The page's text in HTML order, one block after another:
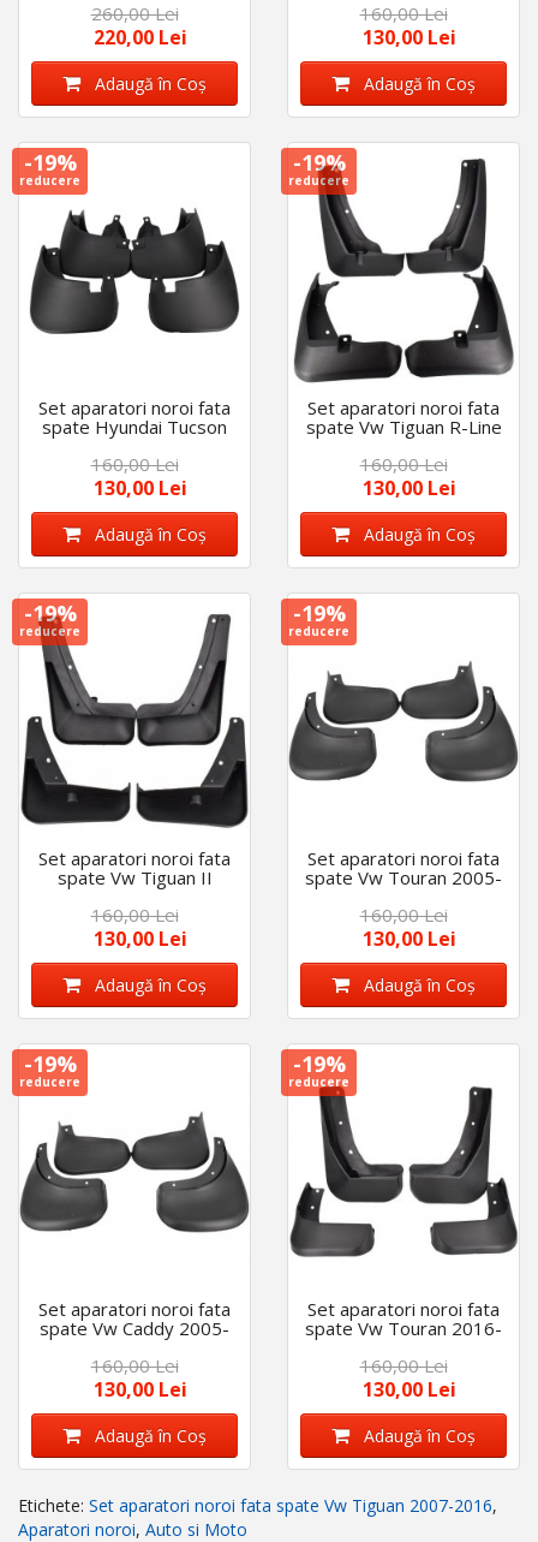
260,00 Lei
220,00 Lei
Adaugă în Coş
160,00 Lei
130,00 Lei
Adaugă în Coş
-19%
reducere
Set aparatori noroi fata
spate Hyundai Tucson
2007-2012
160,00 Lei
130,00 Lei
Adaugă în Coş
-19%
reducere
Set aparatori noroi fata
spate Vw Tiguan R-Line
2019-2022
160,00 Lei
130,00 Lei
Adaugă în Coş
-19%
reducere
Set aparatori noroi fata
spate Vw Tiguan II
2017-2022
160,00 Lei
130,00 Lei
Adaugă în Coş
-19%
reducere
Set aparatori noroi fata
spate Vw Touran 2005-
160,00 Lei
130,00 Lei
Adaugă în Coş
-19%
reducere
Set aparatori noroi fata
spate Vw Caddy 2005-
160,00 Lei
130,00 Lei
Adaugă în Coş
-19%
reducere
Set aparatori noroi fata
spate Vw Touran 2016-
160,00 Lei
130,00 Lei
Adaugă în Coş
Etichete: Set aparatori noroi fata spate Vw Tiguan 2007-2016,
Aparatori noroi, Auto si Moto